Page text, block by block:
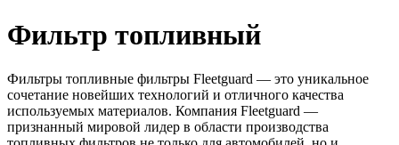
Фильтр топливный
Фильтры топливные фильтры Fleetguard — это уникальное
сочетание новейших технологий и отличного качества
используемых материалов. Компания Fleetguard —
признанный мировой лидер в области производства